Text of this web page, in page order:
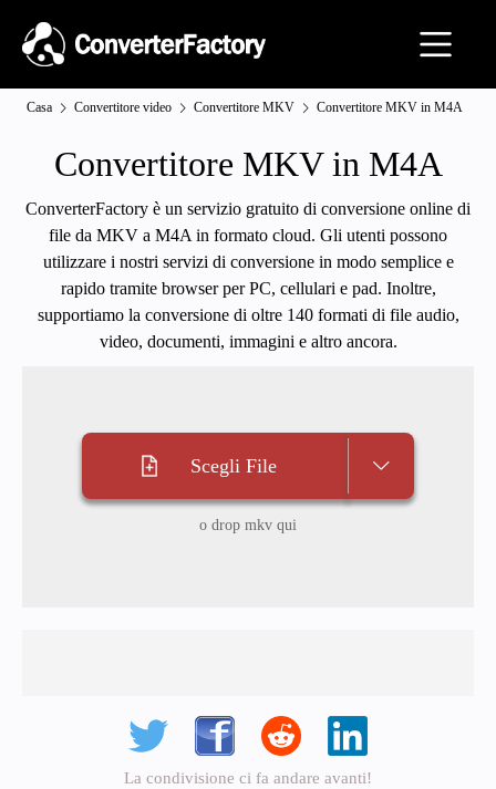
Casa Convertitore video Convertitore MKV Convertitore MKV in M4A
Convertitore MKV in M4A
ConverterFactory è un servizio gratuito di conversione online di
file da MKV a M4A in formato cloud. Gli utenti possono
utilizzare i nostri servizi di conversione in modo semplice e
rapido tramite browser per PC, cellulari e pad. Inoltre,
supportiamo la conversione di oltre 140 formati di file audio,
video, documenti, immagini e altro ancora.
Scegli File
o drop mkv qui
La condivisione ci fa andare avanti!